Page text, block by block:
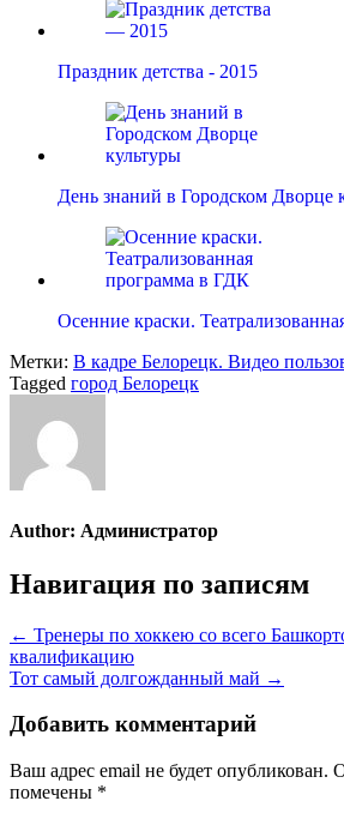
Праздник детства - 2015
День знаний в Городском Дворце
Осенние краски.
Метки: В кадре Белорецк. Видео
Tagged город Белорецк
Author: Администратор
Навигация по записям
← Тренеры по хоккею со всего
квалификацию
Тот самый долгожданный май →
Добавить комментарий
Ваш адрес email не будет опубликован.
помечены *